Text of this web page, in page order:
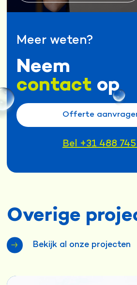
Meer weten?
Neem
contact op
Offerte
Bel +31 488
Overige
Bekijk al onze projecten